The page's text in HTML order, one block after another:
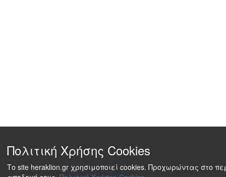
Πολιτική Χρήσης Cookies
Το site heraklion.gr χρησιμοποιεί cookies. Προχωρώντας στο